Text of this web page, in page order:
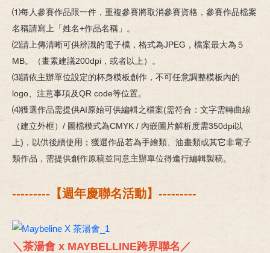
⑴每人參賽作品限一件，重複參賽將取消參賽資格，參賽作品檔案
名稱請寫上「姓名+作品名稱」。
⑵請上傳清晰可供辨識的電子檔，格式為JPEG，檔案最大為５
MB。（畫素建議200dpi，或者以上）。
⑶請依主辦單位設定的杯身模板創作，不可任意調整模板內的
logo、注意事項及QR code等位置。
⑷獲選作品需提供AI原始可供編輯之檔案(需符合：文字需轉曲線
（建立外框）/ 圖檔模式為CMYK / 內嵌圖片解析度需350dpi以
上)，以供後續使用；獲選作品若為手繪類、油畫類或其它非電子
類作品，需提供創作原稿並同意主辦單位得進行編輯製稿。
---------【週年慶聯名活動】---------
＼茶湯會 x MAYBELLINE跨界聯名／